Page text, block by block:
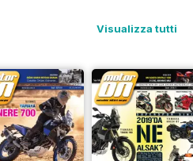
Visualizza tutti